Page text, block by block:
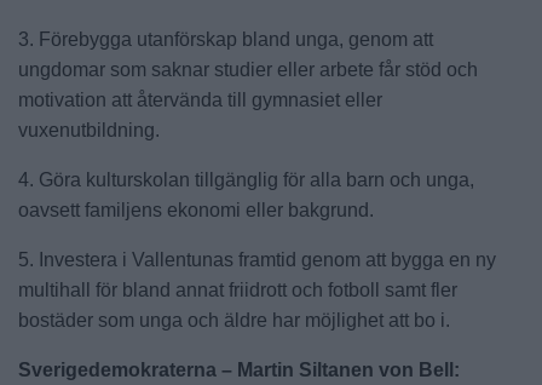
3. Förebygga utanförskap bland unga, genom att
ungdomar som saknar studier eller arbete får stöd och
motivation att återvända till gymnasiet eller
vuxenutbildning.
4. Göra kulturskolan tillgänglig för alla barn och unga,
oavsett familjens ekonomi eller bakgrund.
5. Investera i Vallentunas framtid genom att bygga en ny
multihall för bland annat friidrott och fotboll samt fler
bostäder som unga och äldre har möjlighet att bo i.
Sverigedemokraterna – Martin Siltanen von Bell: